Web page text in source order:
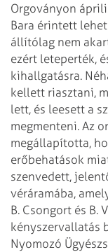
Orgoványon
Bara érintett
állítólag nem
ezért leteperték,
kihallgatásra.
kellett riasztani,
lett, és leesett a
megmenteni. Az
megállapította,
erőbehatások
szenvedett,
véráramába,
B. Csongort és
kényszervallatás
Nyomozó